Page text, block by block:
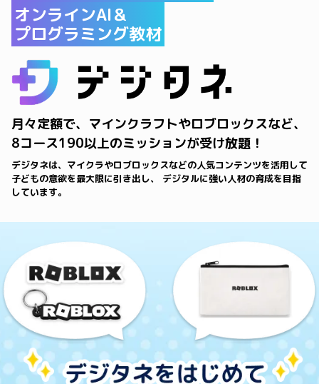
オンラインAI＆
プログラミング教材
月々定額で、マインクラフトやロブロックスなど、
8コース190以上のミッションが受け放題！
デジタネは、マイクラやロブロックスなどの人気コンテンツを活用して
子どもの意欲を最大限に引き出し、 デジタルに強い人材の育成を目指
しています。